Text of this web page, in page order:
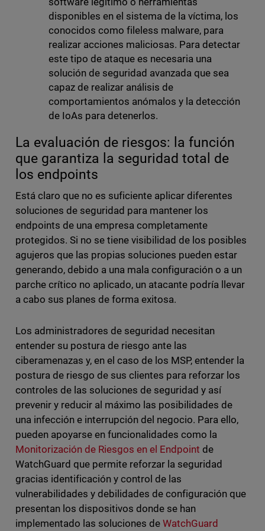
disponibles en el sistema de la víctima, los
conocidos como fileless malware, para
realizar acciones maliciosas. Para detectar
este tipo de ataque es necesaria una
solución de seguridad avanzada que sea
capaz de realizar análisis de
comportamientos anómalos y la detección
de IoAs para detenerlos.
La evaluación de riesgos: la función
que garantiza la seguridad total de
los endpoints
Está claro que no es suficiente aplicar diferentes
soluciones de seguridad para mantener los
endpoints de una empresa completamente
protegidos. Si no se tiene visibilidad de los posibles
agujeros que las propias soluciones pueden estar
generando, debido a una mala configuración o a un
parche crítico no aplicado, un atacante podría llevar
a cabo sus planes de forma exitosa.
Los administradores de seguridad necesitan
entender su postura de riesgo ante las
ciberamenazas y, en el caso de los MSP, entender la
postura de riesgo de sus clientes para reforzar los
controles de las soluciones de seguridad y así
prevenir y reducir al máximo las posibilidades de
una infección e interrupción del negocio. Para ello,
pueden apoyarse en funcionalidades como la
Monitorización de Riesgos en el Endpoint de
WatchGuard que permite reforzar la seguridad
gracias identificación y control de las
vulnerabilidades y debilidades de configuración que
presentan los dispositivos donde se han
implementado las soluciones de WatchGuard